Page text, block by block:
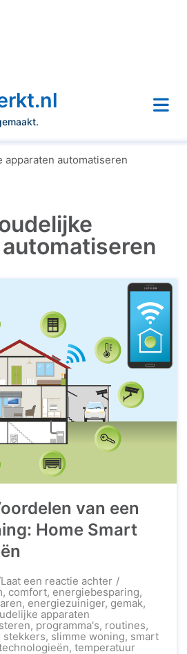
apparaten automatiseren
van een
Home Smart
Laat een reactie achterop
Ontdek
de
Voordelen
van
een
Slimme
, comfort, energiebesparing,
, energiezuiniger, gemak,
apparaten
, programma's, routines,
stekkers, slimme woning, smart
, temperatuur